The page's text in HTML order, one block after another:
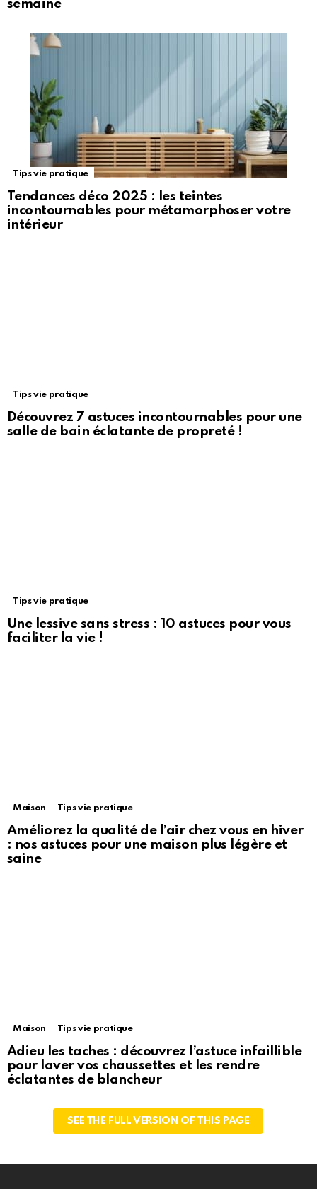
semaine
Tips vie pratique
Tendances déco 2025 : les teintes
incontournables pour métamorphoser votre
intérieur
Tips vie pratique
Découvrez 7 astuces incontournables pour une
salle de bain éclatante de propreté !
Tips vie pratique
Une lessive sans stress : 10 astuces pour vous
faciliter la vie !
Maison Tips vie pratique
Améliorez la qualité de l’air chez vous en hiver
: nos astuces pour une maison plus légère et
saine
Maison Tips vie pratique
Adieu les taches : découvrez l’astuce infaillible
pour laver vos chaussettes et les rendre
éclatantes de blancheur
SEE THE FULL VERSION OF THIS PAGE